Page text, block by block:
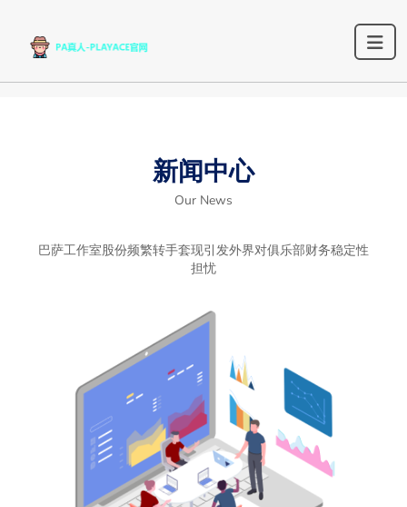
新闻中心
Our News
巴萨工作室股份频繁转手套现引发外界对俱乐部财务稳定性
担忧